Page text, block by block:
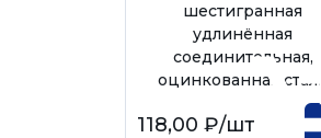
шестигранная
удлинённая
соединительная,
оцинкованная сталь
118,00 ₽/шт